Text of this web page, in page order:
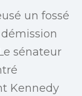
un fossé
sénateur
Kennedy